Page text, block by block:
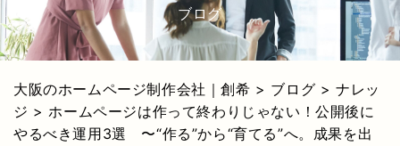
ブログ
大阪のホームページ制作会社｜創希 > ブログ >ナレッ
ジ >ホームページは作って終わりじゃない！公開後に
やるべき運用3選 〜“作る”から“育てる”へ。成果を出